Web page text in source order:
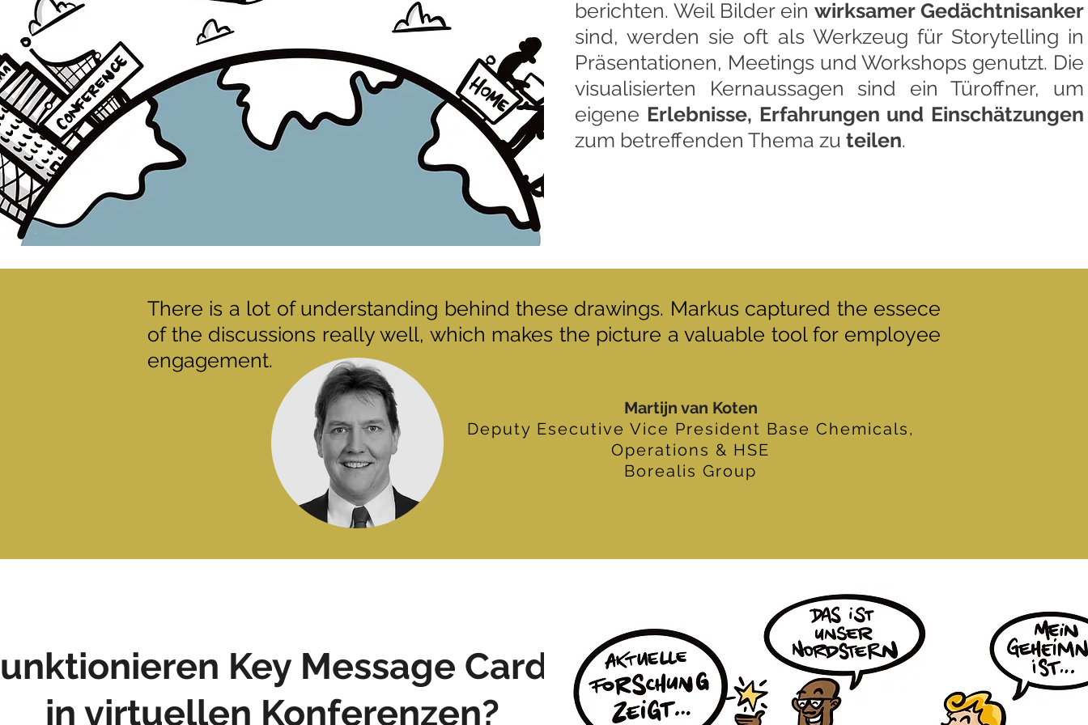
berichten. Weil Bilder ein wirksamer Gedächtnisanker
sind, werden sie oft als Werkzeug für Storytelling in
Präsentationen, Meetings und Workshops genutzt. Die
visualisierten Kernaussagen sind ein Türoffner, um
eigene Erlebnisse, Erfahrungen und Einschätzungen
zum betreffenden Thema zu teilen.
There is a lot of understanding behind these drawings. Markus captured the essece
of the discussions really well, which makes the picture a valuable tool for employee
engagement.
Martijn van Koten
Deputy Esecutive Vice President Base Chemicals,
Operations & HSE
Borealis Group
Key Message Cards
in virtuellen Konferenzen?